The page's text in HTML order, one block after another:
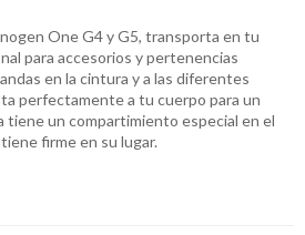
One G4 y G5, transporta en tu
para accesorios y pertenencias
en la cintura y a las diferentes
perfectamente a tu cuerpo para un
tiene un compartimiento especial en el
firme en su lugar.